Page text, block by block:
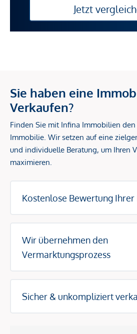
Jetzt
Sie haben eine
Verkaufen?
Finden Sie mit Infina Immobilien
Immobilie. Wir setzen auf eine
und individuelle Beratung, um Ihren
maximieren.
Kostenlose Bewertung
Wir übernehmen den
Vermarktungsprozess
Sicher & unkompliziert